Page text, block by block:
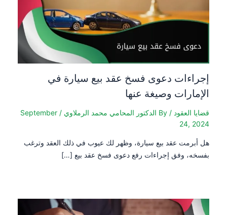
إجراءات دعوى فسخ عقد بيع سيارة في
الإمارات وصيغة عنها
قضايا العقود / By الدكتور المحامي محمد الرملاوي /
September
24, 2024
هل أبرمت عقد بيع سيارة، وظهر لك عيوب في ذلك العقد وترغب
بفسخه، وفق إجراءات رفع دعوى فسخ عقد بيع […]